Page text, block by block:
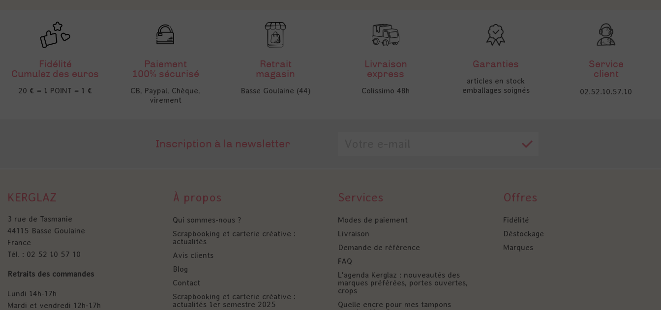
Fidélité
Cumulez des euros
20 € = 1 POINT = 1 €
Paiement
100% sécurisé
CB, Paypal, Chèque,
virement
Retrait
magasin
Basse Goulaine (44)
Livraison
express
Colissimo 48h
Garanties
articles en stock
emballages soignés
Service
client
02.52.10.57.10
Inscription à la newsletter
KERGLAZ
3 rue de Tasmanie
44115 Basse Goulaine
France
Tél. : 02 52 10 57 10
Retraits des commandes
Lundi 14h-17h
Mardi et vendredi 12h-17h
À propos
Qui sommes-nous ?
Scrapbooking et carterie créative :
actualités
Avis clients
Blog
Contact
Scrapbooking et carterie créative :
actualités 1er semestre 2025
Services
Modes de paiement
Livraison
Demande de référence
FAQ
L'agenda Kerglaz : nouveautés des
marques préférées, portes ouvertes,
crops
Quelle encre pour mes tampons
Offres
Fidélité
Déstockage
Marques